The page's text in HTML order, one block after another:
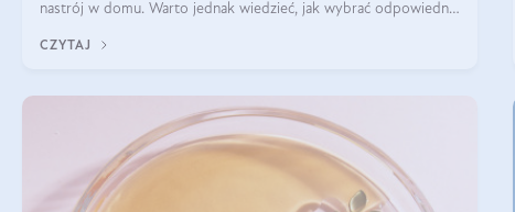
nastrój w domu. Warto jednak wiedzieć, jak wybrać odpowiednie
eteryczne są najlepsze? Poznaj najważniejsze kryteria wyboru!
CZYTAJ